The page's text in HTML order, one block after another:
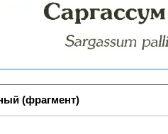
(фрагмент)